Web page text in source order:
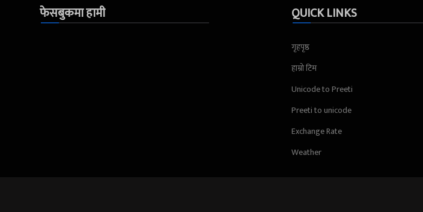
फेसबुकमा हामी QUICK LINKS
गृहपृष्ठ
हाम्रो टिम
Unicode to Preeti
Preeti to unicode
Exchange Rate
Weather